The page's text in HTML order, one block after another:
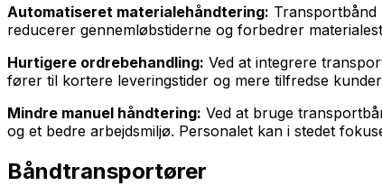
Automatiseret materialehåndtering: Transportbånd
reducerer gennemløbstiderne og forbedrer
Hurtigere ordrebehandling: Ved at integrere
fører til kortere leveringstider og mere tilfredse
Mindre manuel håndtering: Ved at bruge
og et bedre arbejdsmiljø. Personalet kan i stedet
Båndtransportører